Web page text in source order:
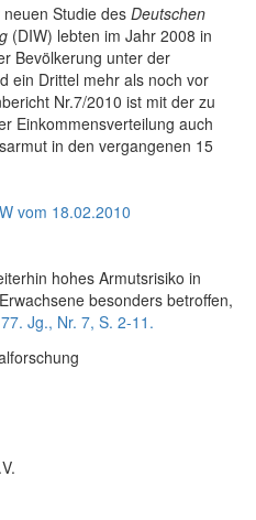
Studie des Deutschen
(DIW) lebten im Jahr 2008 in
Bevölkerung unter der
ein Drittel mehr als noch vor
Nr.7/2010 ist mit der zu
Einkommensverteilung auch
in den vergangenen 15
vom 18.02.2010
hohes Armutsrisiko in
besonders betroffen,
Jg., Nr. 7, S. 2-11.